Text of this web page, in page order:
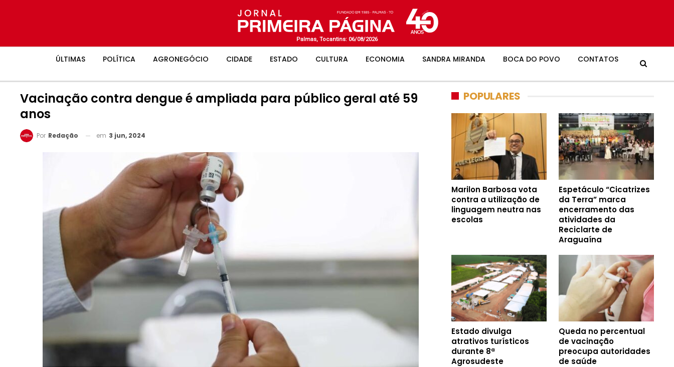
Palmas, Tocantins: 06/08/2026
ÚLTIMAS POLÍTICA AGRONEGÓCIO CIDADE ESTADO CULTURA ECONOMIA SANDRA MIRANDA BOCA DO POVO CONTATOS
Vacinação contra dengue é ampliada para público geral até 59
anos
Por Redação em 3 jun, 2024
POPULARES
Marilon Barbosa vota
contra a utilização de
linguagem neutra nas
escolas
Espetáculo “Cicatrizes
da Terra” marca
encerramento das
atividades da
Reciclarte de
Araguaína
Estado divulga
atrativos turísticos
durante 8ª
Agrosudeste
Queda no percentual
de vacinação
preocupa autoridades
de saúde